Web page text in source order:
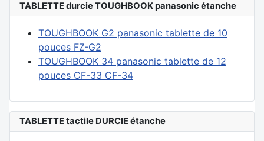
TABLETTE durcie TOUGHBOOK panasonic étanche
TOUGHBOOK G2 panasonic tablette de 10
pouces FZ-G2
TOUGHBOOK 34 panasonic tablette de 12
pouces CF-33 CF-34
TABLETTE tactile DURCIE étanche